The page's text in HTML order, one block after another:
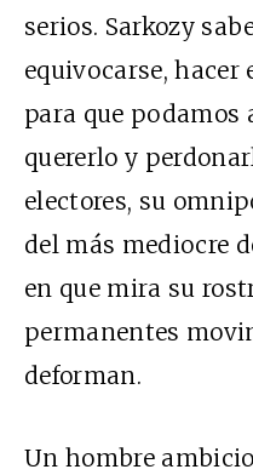
serios. Sarkozy
equivocarse,
para que podamos
quererlo y
electores, su
del más mediocre
en que mira su
permanentes
deforman.
Un hombre